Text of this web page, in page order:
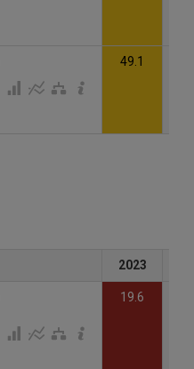
49.1
2023
19.6